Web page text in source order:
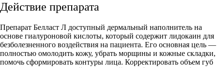
Действие препарата
Препарат Белласт Л доступный дермальный наполнитель на
основе гиалуроновой кислоты, который содержит лидокаин для
безболезненного воздействия на пациента. Его основная цель —
полностью омолодить кожу, убрать морщины и кожные складки,
помочь сформировать контуры лица. Корректировать объем губ